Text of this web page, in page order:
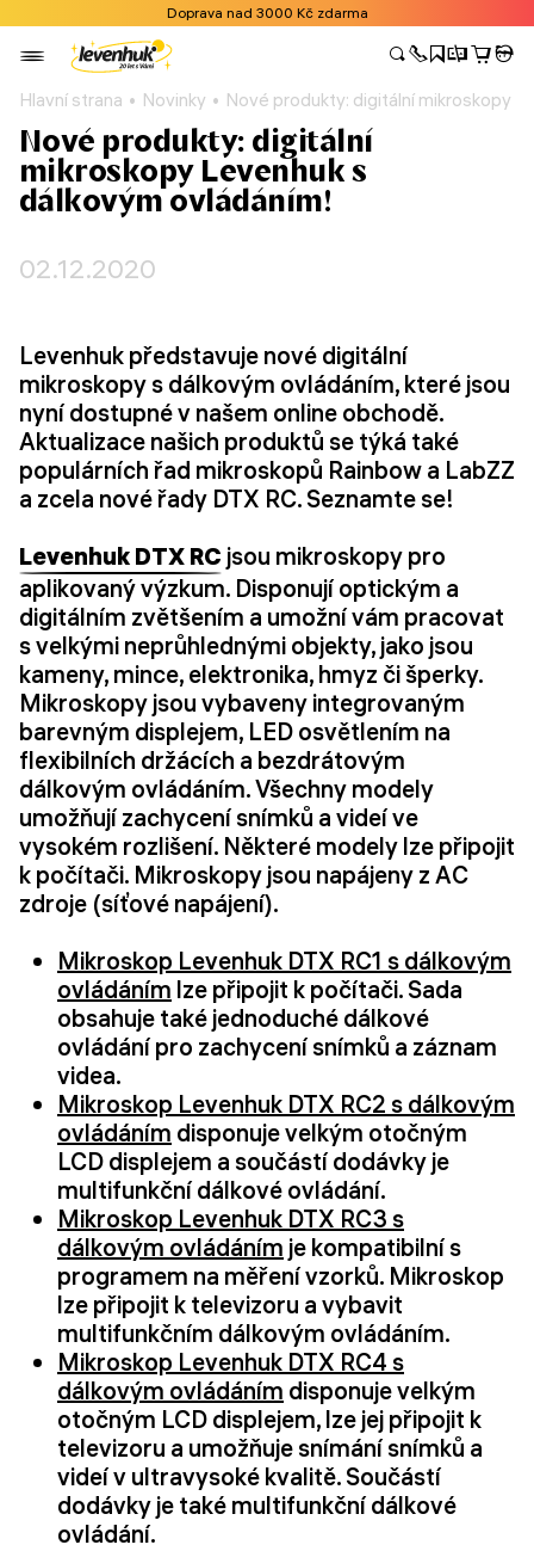
Doprava nad 3000 Kč zdarma
Hlavní strana Novinky Nové produkty: digitální mikroskopy
Nové produkty: digitální
mikroskopy Levenhuk s
dálkovým ovládáním!
02.12.2020
Levenhuk představuje nové digitální
mikroskopy s dálkovým ovládáním, které jsou
nyní dostupné v našem online obchodě.
Aktualizace našich produktů se týká také
populárních řad mikroskopů Rainbow a LabZZ
a zcela nové řady DTX RC. Seznamte se!
Levenhuk DTX RC jsou mikroskopy pro
aplikovaný výzkum. Disponují optickým a
digitálním zvětšením a umožní vám pracovat
s velkými neprůhlednými objekty, jako jsou
kameny, mince, elektronika, hmyz či šperky.
Mikroskopy jsou vybaveny integrovaným
barevným displejem, LED osvětlením na
flexibilních držácích a bezdrátovým
dálkovým ovládáním. Všechny modely
umožňují zachycení snímků a videí ve
vysokém rozlišení. Některé modely lze připojit
k počítači. Mikroskopy jsou napájeny z AC
zdroje (síťové napájení).
Mikroskop Levenhuk DTX RC1 s dálkovým
ovládáním lze připojit k počítači. Sada
obsahuje také jednoduché dálkové
ovládání pro zachycení snímků a záznam
videa.
Mikroskop Levenhuk DTX RC2 s dálkovým
ovládáním disponuje velkým otočným
LCD displejem a součástí dodávky je
multifunkční dálkové ovládání.
Mikroskop Levenhuk DTX RC3 s
dálkovým ovládáním je kompatibilní s
programem na měření vzorků. Mikroskop
lze připojit k televizoru a vybavit
multifunkčním dálkovým ovládáním.
Mikroskop Levenhuk DTX RC4 s
dálkovým ovládáním disponuje velkým
otočným LCD displejem, lze jej připojit k
televizoru a umožňuje snímání snímků a
videí v ultravysoké kvalitě. Součástí
dodávky je také multifunkční dálkové
ovládání.